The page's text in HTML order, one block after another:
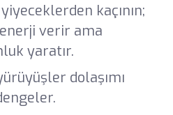
kaçının;
verir ama
yaratır.
dolaşımı